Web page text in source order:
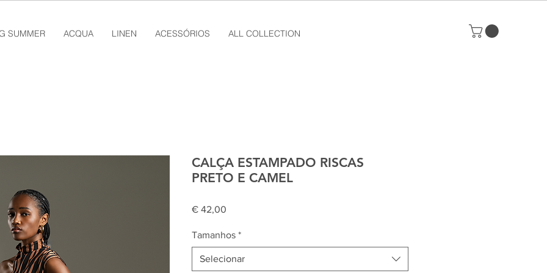
SUMMER ACQUA LINEN ACESSÓRIOS ALL COLLECTION
CALÇA ESTAMPADO RISCAS
PRETO E CAMEL
€ 42,00
Tamanhos *
Selecionar